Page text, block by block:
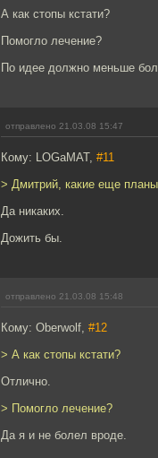
А как стопы кстати?
Помогло лечение?
По идее должно меньше
отправлено 21.03.08 15:47
Кому: LOGaMAT, #11
> Дмитрий, какие еще
Да никаких.
Дожить бы.
отправлено 21.03.08 15:48
Кому: Oberwolf, #12
> А как стопы кстати?
Отлично.
> Помогло лечение?
Да я и не болел вроде.